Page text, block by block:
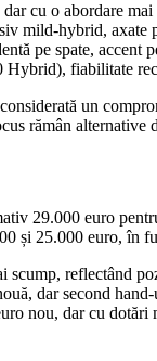
cu o abordare
mild-hybrid, axate
pe spate, accent
fiabilitate
un
rămân
29.000 euro
și 25.000 euro, în
reflectând
dar second
nou, dar cu dotări